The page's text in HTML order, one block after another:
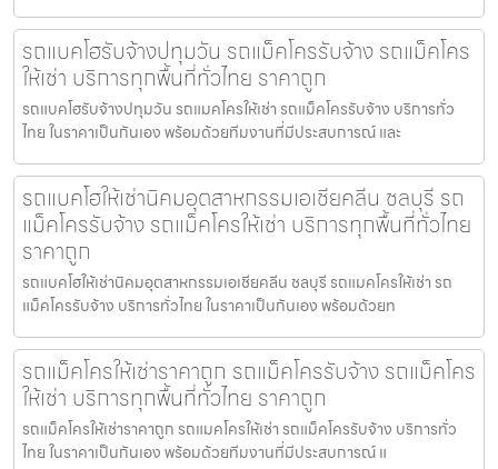
รถแบคโฮรับจ้างปทุมวัน รถแม็คโครรับจ้าง รถแม็คโคร
ให้เช่า บริการทุกพื้นที่ทั่วไทย ราคาถูก
รถแบคโฮรับจ้างปทุมวัน รถแมคโครให้เช่า รถแม็คโครรับจ้าง บริการทั่ว
ไทย ในราคาเป็นกันเอง พร้อมด้วยทีมงานที่มีประสบการณ์ และ
รถแบคโฮให้เช่านิคมอุตสาหกรรมเอเชียคลีน ชลบุรี รถ
แม็คโครรับจ้าง รถแม็คโครให้เช่า บริการทุกพื้นที่ทั่วไทย
ราคาถูก
รถแบคโฮให้เช่านิคมอุตสาหกรรมเอเชียคลีน ชลบุรี รถแมคโครให้เช่า รถ
แม็คโครรับจ้าง บริการทั่วไทย ในราคาเป็นกันเอง พร้อมด้วยท
รถแม็คโครให้เช่าราคาถูก รถแม็คโครรับจ้าง รถแม็คโคร
ให้เช่า บริการทุกพื้นที่ทั่วไทย ราคาถูก
รถแม็คโครให้เช่าราคาถูก รถแมคโครให้เช่า รถแม็คโครรับจ้าง บริการทั่ว
ไทย ในราคาเป็นกันเอง พร้อมด้วยทีมงานที่มีประสบการณ์ แ